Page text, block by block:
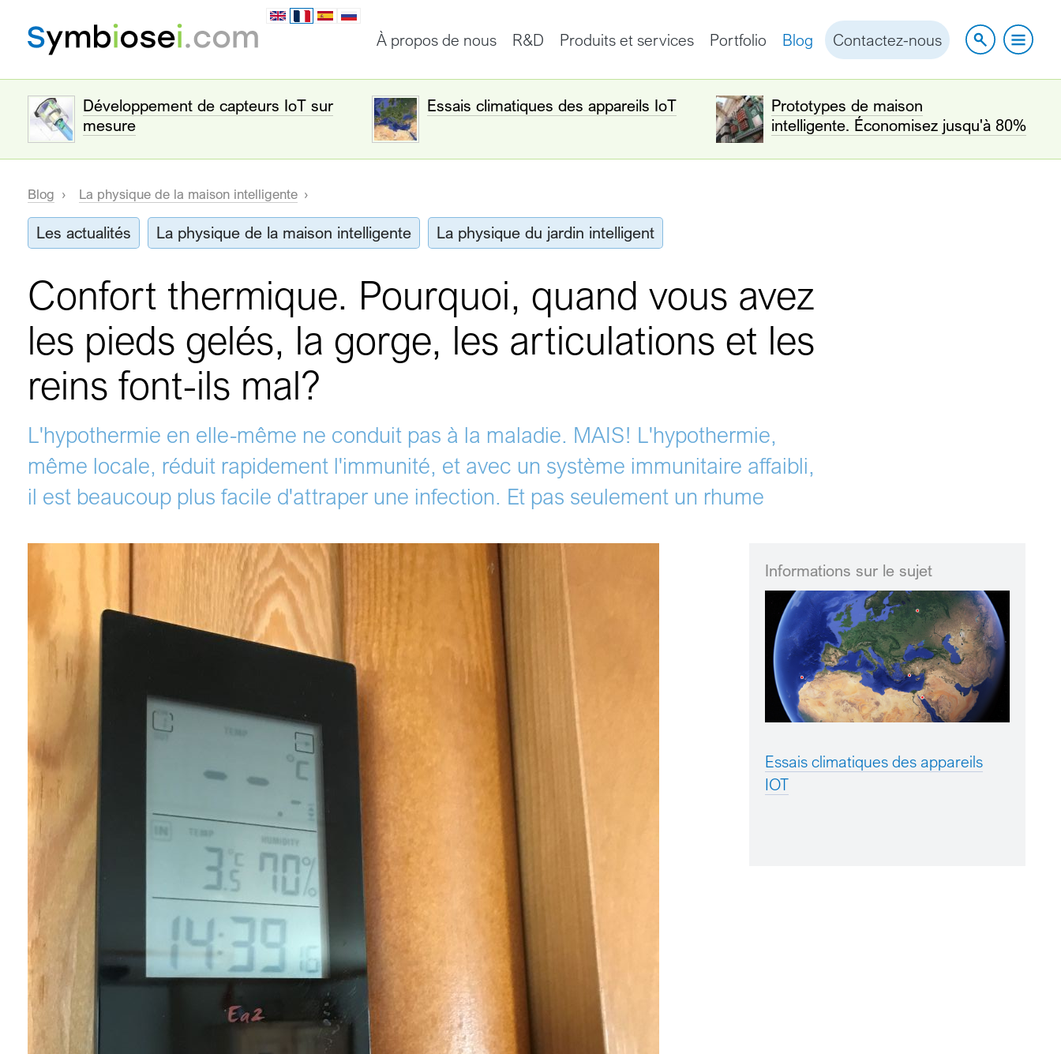
À propos de nous R&D Produits et services Portfolio Blog Contactez-nous
Développement de capteurs IoT sur
mesure
Essais climatiques des appareils IoT
Prototypes de maison
intelligente. Économisez jusqu'à 80%
Blog La physique de la maison intelligente
Les actualités La physique de la maison intelligente La physique du jardin intelligent
Confort thermique. Pourquoi, quand vous avez
les pieds gelés, la gorge, les articulations et les
reins font-ils mal?
L'hypothermie en elle-même ne conduit pas à la maladie. MAIS! L'hypothermie,
même locale, réduit rapidement l'immunité, et avec un système immunitaire affaibli,
il est beaucoup plus facile d'attraper une infection. Et pas seulement un rhume
Informations sur le sujet
Essais climatiques des appareils
IOT